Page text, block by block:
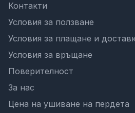
Контакти
Условия за ползване
Условия за плащане и
Условия за връщане
Поверителност
За нас
Цена на ушиване на пердета